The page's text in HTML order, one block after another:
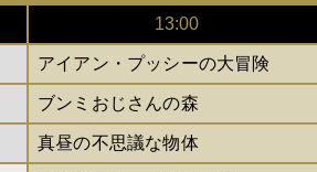
13:00
アイアン・プッシーの大冒険
ブンミおじさんの森
真昼の不思議な物体